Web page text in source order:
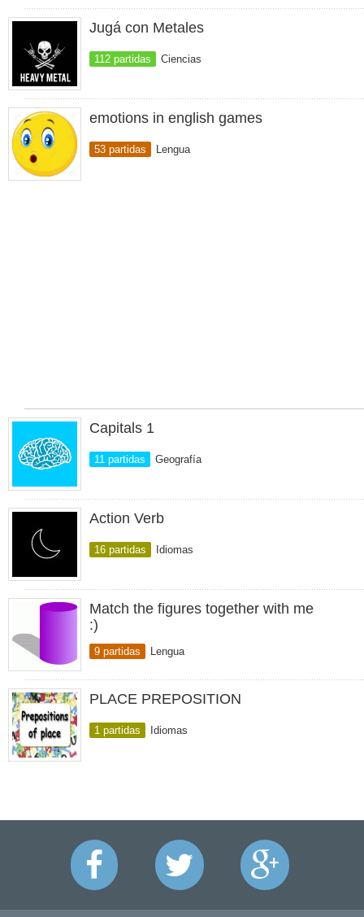
Jugá con Metales
112 partidas Ciencias
emotions in english games
53 partidas Lengua
Capitals 1
11 partidas Geografía
Action Verb
16 partidas Idiomas
Match the figures together with me
:)
9 partidas Lengua
PLACE PREPOSITION
1 partidas Idiomas